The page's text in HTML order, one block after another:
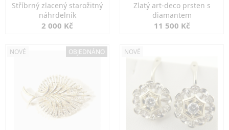
Stříbrný zlacený starožitný
náhrdelník
2 000 Kč
Zlatý art-deco prsten s
diamantem
11 500 Kč
NOVÉ OBJEDNÁNO NOVÉ